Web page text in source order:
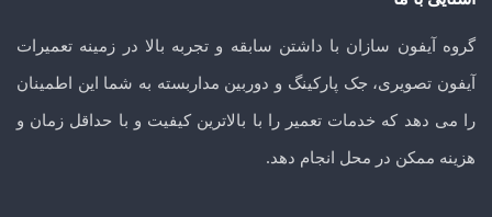
گروه آیفون سازان با داشتن سابقه و تجربه بالا در زمینه تعمیرات
آیفون تصویری، جک پارکینگ و دوربین مداربسته به شما این اطمینان
را می دهد که خدمات تعمیر را با بالاترین کیفیت و با حداقل زمان و
هزینه ممکن در محل انجام دهد.